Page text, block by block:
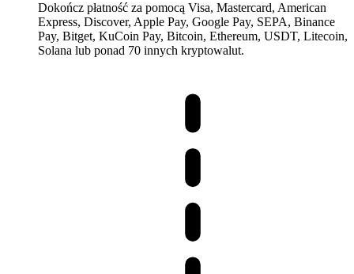
Dokończ płatność za pomocą Visa, Mastercard, American
Express, Discover, Apple Pay, Google Pay, SEPA, Binance
Pay, Bitget, KuCoin Pay, Bitcoin, Ethereum, USDT, Litecoin,
Solana lub ponad 70 innych kryptowalut.